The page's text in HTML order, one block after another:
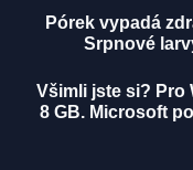
Pórek vypadá
Srpnové
Všimli jste si? Pro
8 GB. Microsoft